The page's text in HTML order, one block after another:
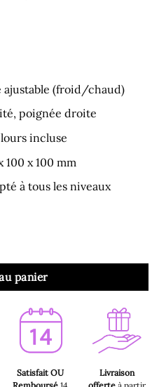
(froid/chaud)
poignée droite
incluse
100 x 100 mm
à tous les niveaux
avec Poignée en Verre
panier
Satisfait OU
Livraison